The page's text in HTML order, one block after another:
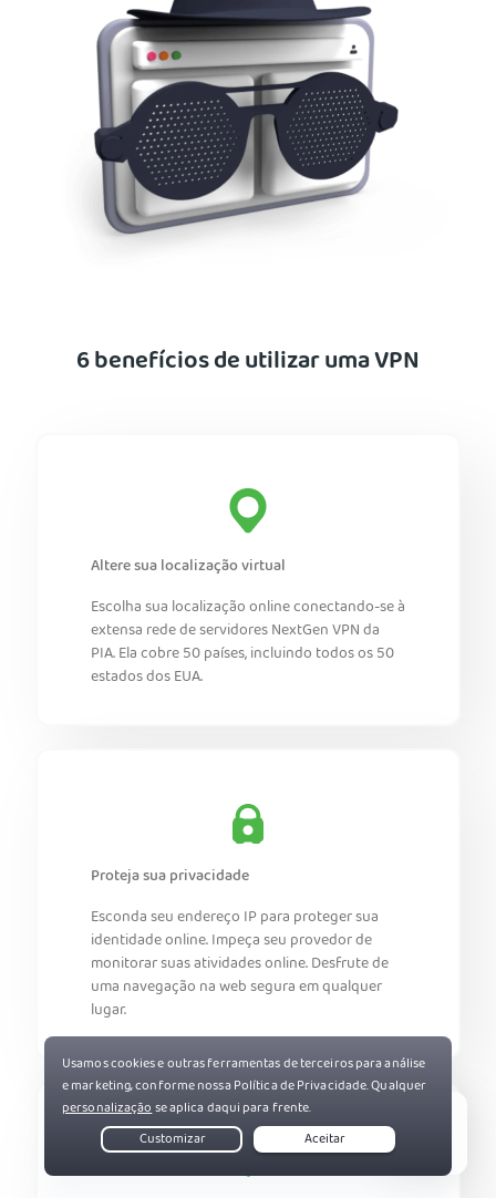
6 benefícios de utilizar uma VPN
Altere sua localização virtual
Escolha sua localização online conectando-se à
extensa rede de servidores NextGen VPN da
PIA. Ela cobre 50 países, incluindo todos os 50
estados dos EUA.
Proteja sua privacidade
Esconda seu endereço IP para proteger sua
identidade online. Impeça seu provedor de
monitorar suas atividades online. Desfrute de
uma navegação na web segura em qualquer
lugar.